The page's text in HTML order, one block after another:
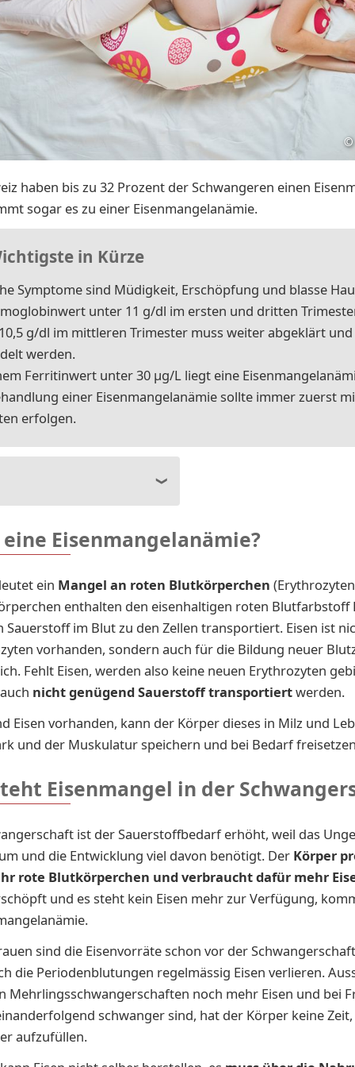
©
haben bis zu 32 Prozent der Schwangeren einen
sogar es zu einer Eisenmangelanämie.
in Kürze
Symptome sind Müdigkeit, Erschöpfung und blasse
unter 11 g/dl im ersten und dritten
g/dl im mittleren Trimester muss weiter abgeklärt und
werden.
Ferritinwert unter 30 µg/L liegt eine
einer Eisenmangelanämie sollte immer zuerst
erfolgen.
Eisenmangelanämie?
ein Mangel an roten Blutkörperchen
enthalten den eisenhaltigen roten Blutfarbstoff
Sauerstoff im Blut zu den Zellen transportiert. Eisen ist
vorhanden, sondern auch für die Bildung neuer
Fehlt Eisen, werden also keine neuen Erythrozyten
nicht genügend Sauerstoff transportiertwerden.
Eisen vorhanden, kann der Körper dieses in Milz und
und der Muskulatur speichern und bei Bedarf
Eisenmangel in der
ist der Sauerstoffbedarf erhöht, weil das
und die Entwicklung viel davon benötigt. Der Körper
rote Blutkörperchen und verbraucht dafür mehr
und es steht kein Eisen mehr zur Verfügung,
sind die Eisenvorräte schon vor der
die Periodenblutungen regelmässig Eisen verlieren.
Mehrlingsschwangerschaften noch mehr Eisen und bei
schwanger sind, hat der Körper keine
aufzufüllen.